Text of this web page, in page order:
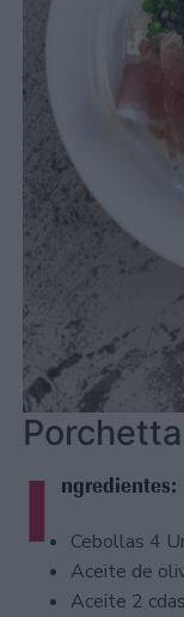
I ngredientes:
Cebollas 4
Aceite de
Aceite 2 cdas